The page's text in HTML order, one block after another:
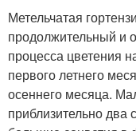
Метельчатая
продолжительный и
процесса цветения
первого летнего
осеннего месяца.
приблизительно